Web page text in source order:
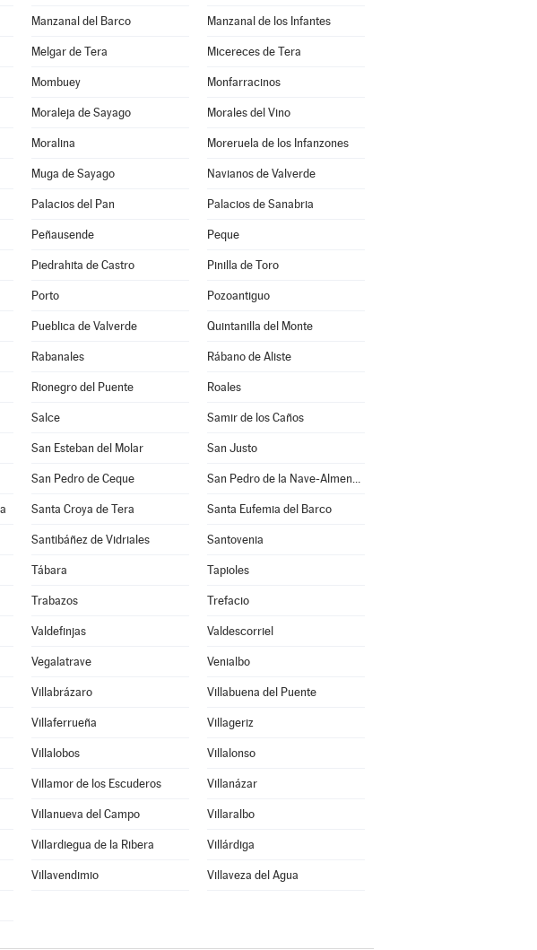
Manzanal del Barco Manzanal de los Infantes
Melgar de Tera Micereces de Tera
Mombuey Monfarracinos
Moraleja de Sayago Morales del Vino
Moralina Moreruela de los Infanzones
Muga de Sayago Navianos de Valverde
Palacios del Pan Palacios de Sanabria
Peñausende Peque
Piedrahita de Castro Pinilla de Toro
Porto Pozoantiguo
Pueblica de Valverde Quintanilla del Monte
Rabanales Rábano de Aliste
Rionegro del Puente Roales
Salce Samir de los Caños
San Esteban del Molar San Justo
San Pedro de Ceque San Pedro de la Nave-Almendra
Santa Croya de Tera Santa Eufemia del Barco
Santibáñez de Vidriales Santovenia
Tábara Tapioles
Trabazos Trefacio
Valdefinjas Valdescorriel
Vegalatrave Venialbo
Villabrázaro Villabuena del Puente
Villaferrueña Villageriz
Villalobos Villalonso
Villamor de los Escuderos Villanázar
Villanueva del Campo Villaralbo
Villardiegua de la Ribera Villárdiga
Villavendimio Villaveza del Agua